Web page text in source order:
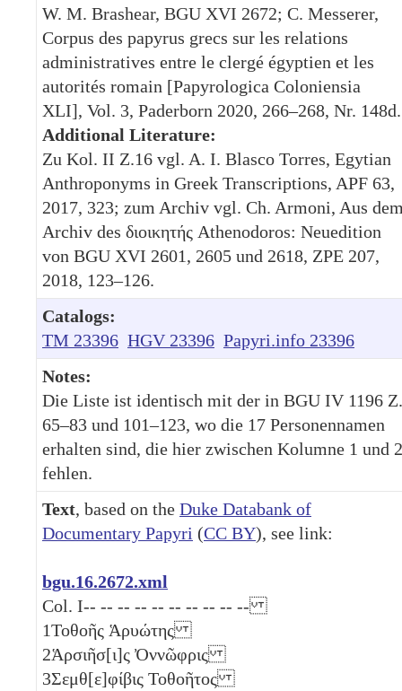
W. M. Brashear, BGU XVI 2672; C. Messerer,
Corpus des papyrus grecs sur les relations
administratives entre le clergé égyptien et les
autorités romain [Papyrologica Coloniensia
XLI], Vol. 3, Paderborn 2020, 266–268, Nr. 148d.
Additional Literature:
Zu Kol. II Z.16 vgl. A. I. Blasco Torres, Egytian
Anthroponyms in Greek Transcriptions, APF 63,
2017, 323; zum Archiv vgl. Ch. Armoni, Aus
Archiv des διοικητής Athenodoros: Neuedition
von BGU XVI 2601, 2605 und 2618, ZPE 207,
2018, 123–126.
Catalogs:
TM 23396 HGV 23396 Papyri.info 23396
Notes:
Die Liste ist identisch mit der in BGU IV 1196 Z.
65–83 und 101–123, wo die 17 Personennamen
erhalten sind, die hier zwischen Kolumne 1 und 2
fehlen.
Text, based on the Duke Databank of
Documentary Papyri (CC BY), see link:
bgu.16.2672.xml
Col. I-- -- -- -- -- -- -- -- -- --
1Τοθοῆς Ἁρυώτης
2Ἁρσιῆσ[ι]ς Ὀννῶφρις
3Σεμθ[ε]φίβις Τοθοῆτος